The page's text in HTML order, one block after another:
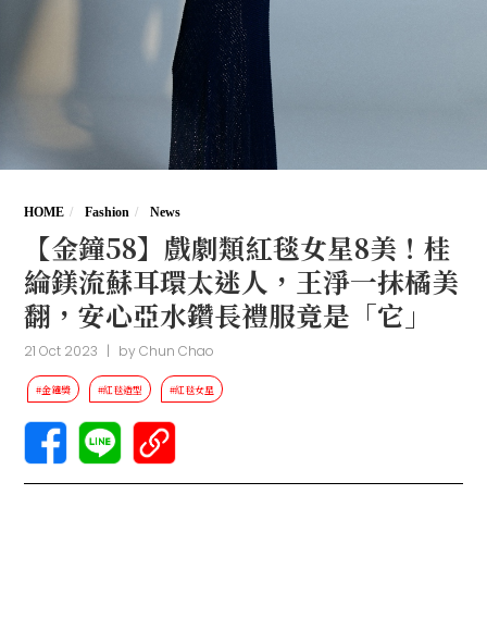
HOME Fashion News
【金鐘58】戲劇類紅毯女星8美！桂
綸鎂流蘇耳環太迷人，王淨一抹橘美
翻，安心亞水鑽長禮服竟是「它」
21 Oct 2023 | byChun Chao
#金鐘獎 #紅毯造型 #紅毯女星